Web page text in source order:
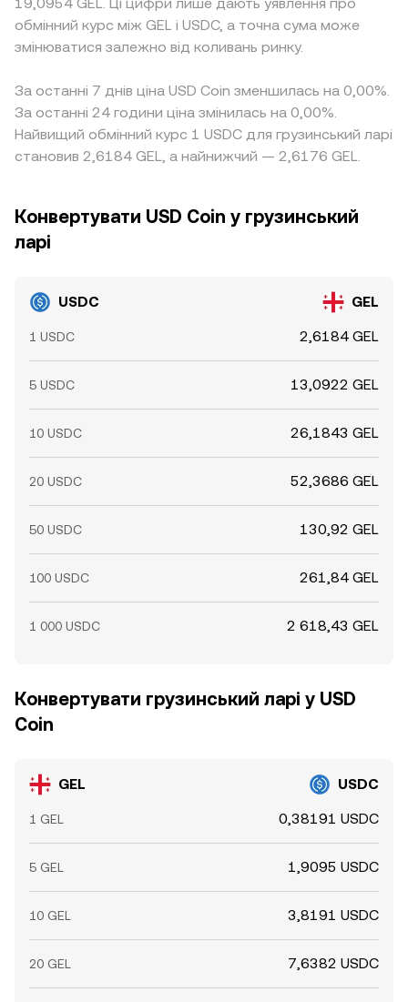
обмінний курс між GEL і USDC, а точна сума може
змінюватися залежно від коливань ринку.
За останні 7 днів ціна USD Coin зменшилась на 0,00%.
За останні 24 години ціна змінилась на 0,00%.
Найвищий обмінний курс 1 USDC для грузинський ларі
становив 2,6184 GEL, а найнижчий — 2,6176 GEL.
Конвертувати USD Coin у грузинський
ларі
USDC GEL
1 USDC 2,6184 GEL
5 USDC 13,0922 GEL
10 USDC 26,1843 GEL
20 USDC 52,3686 GEL
50 USDC 130,92 GEL
100 USDC 261,84 GEL
1 000 USDC 2 618,43 GEL
Конвертувати грузинський ларі у USD
Coin
GEL USDC
1 GEL 0,38191 USDC
5 GEL 1,9095 USDC
10 GEL 3,8191 USDC
20 GEL 7,6382 USDC